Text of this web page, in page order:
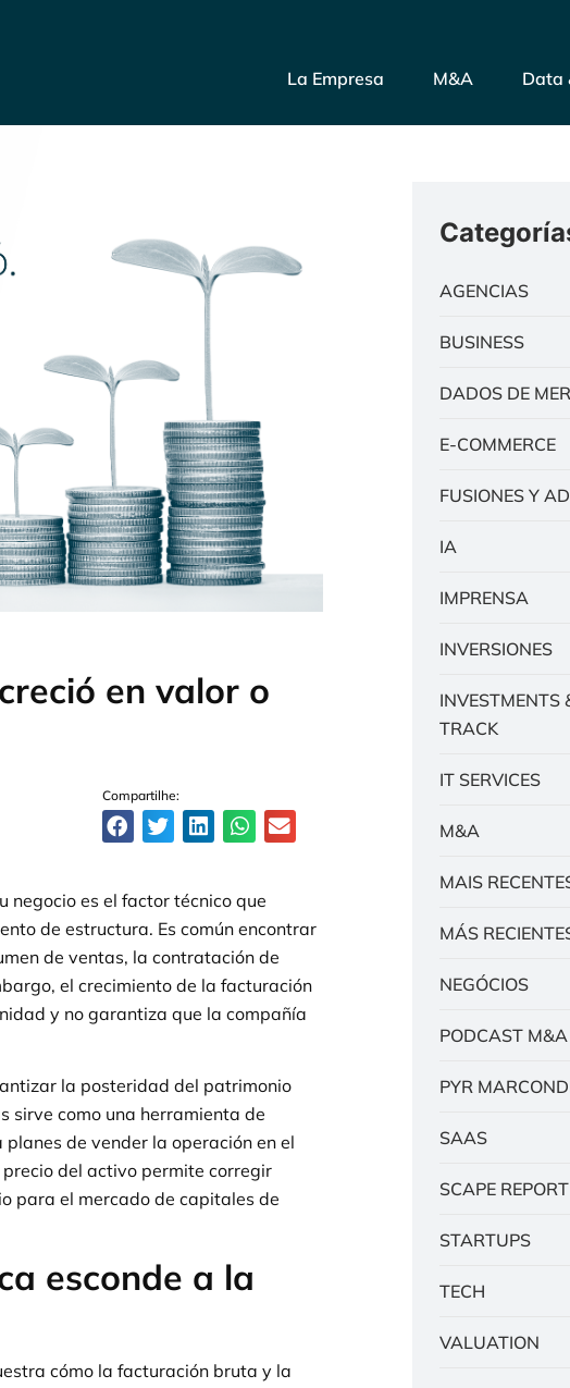
La Empresa
M&A Data
en valor o
Compartilhe:
negocio es el factor técnico que
de estructura. Es común encontrar
de ventas, la contratación de
el crecimiento de la facturación
y no garantiza que la compañía
la posteridad del patrimonio
sirve como una herramienta de
de vender la operación en el
del activo permite corregir
para el mercado de capitales de
esconde a la
cómo la facturación bruta y la
AGENCIAS
BUSINESS
DADOS DE
E-COMMERCE
FUSIONES Y
IA
IMPRENSA
INVERSIONES
INVESTMENTS
TRACK
IT SERVICES
M&A
MAIS
MÁS
NEGÓCIOS
PODCAST
PYR
SAAS
SCAPE REPORT
STARTUPS
TECH
VALUATION